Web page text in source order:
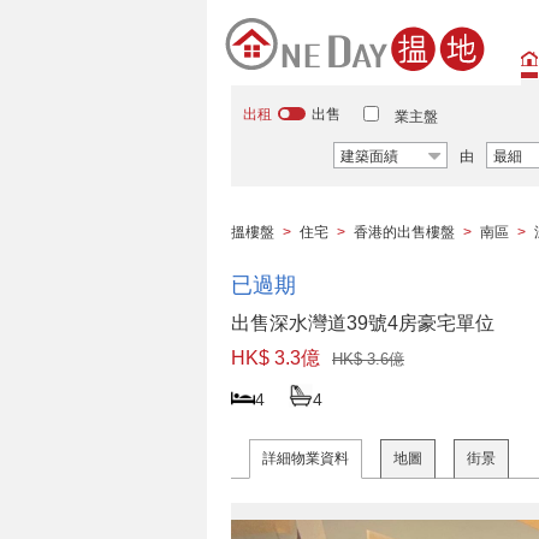
出租 出售 業主盤
建築面績 由 最細
搵樓盤 > 住宅 > 香港的出售樓盤 > 南區 >
已過期
出售深水灣道39號4房豪宅單位
HK$ 3.3億
HK$ 3.6億
4 4
詳細物業資料 地圖 街景